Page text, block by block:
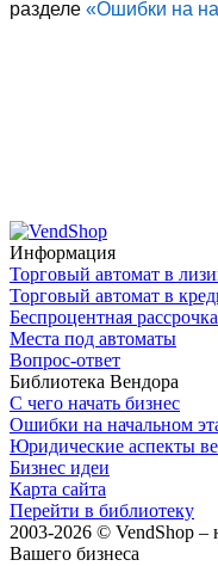
разделе «Ошибки на
Информация
Торговый автомат в
Торговый автомат в
Беспроцентная рассрочка
Места под автоматы
Вопрос-ответ
Библиотека Вендора
С чего начать бизнес
Ошибки на начальном
Юридические аспекты
Бизнес идеи
Карта сайта
Перейти в библиотеку
2003-2026 © VendShop –
Вашего бизнеса